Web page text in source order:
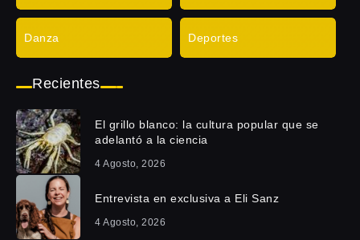
Danza Deportes
Recientes
El grillo blanco: la cultura popular que se
adelantó a la ciencia
4 Agosto, 2026
Entrevista en exclusiva a Eli Sanz
4 Agosto, 2026